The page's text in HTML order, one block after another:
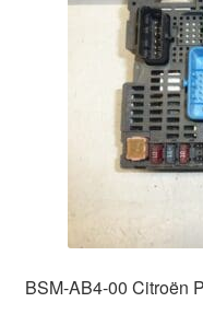
BSM-AB4-00 Citroën